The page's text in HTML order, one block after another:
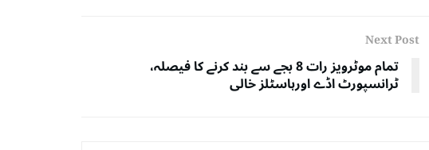
Next Post
تمام موٹرویز رات 8 بجے سے بند کرنے کا فیصلہ،
ٹرانسپورٹ اڈے اورہاسٹلز خالی